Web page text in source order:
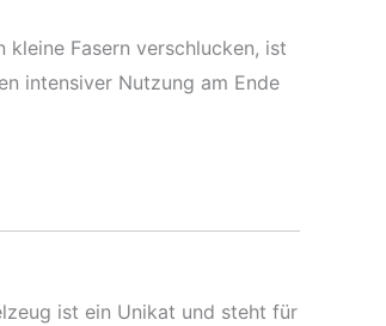
Fasern verschlucken, ist
intensiver Nutzung am Ende
ist ein Unikat und steht für